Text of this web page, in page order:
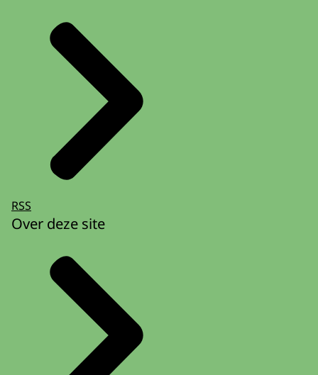
RSS
Over deze site